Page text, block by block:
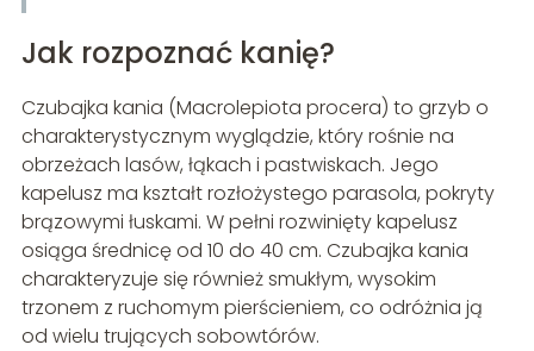
Jak rozpoznać kanię?
Czubajka kania (Macrolepiota procera) to grzyb o
charakterystycznym wyglądzie, który rośnie na
obrzeżach lasów, łąkach i pastwiskach. Jego
kapelusz ma kształt rozłożystego parasola, pokryty
brązowymi łuskami. W pełni rozwinięty kapelusz
osiąga średnicę od 10 do 40 cm. Czubajka kania
charakteryzuje się również smukłym, wysokim
trzonem z ruchomym pierścieniem, co odróżnia ją
od wielu trujących sobowtórów.